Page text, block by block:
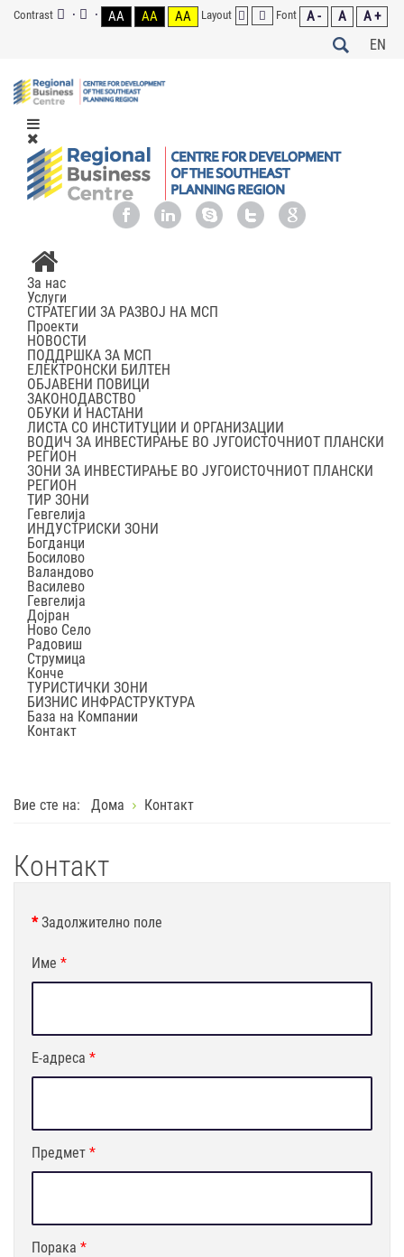
Contrast AA AA AA Layout Font A - A A +
EN
За нас
Услуги
СТРАТЕГИИ ЗА РАЗВОЈ НА МСП
Проекти
НОВОСТИ
ПОДДРШКА ЗА МСП
ЕЛЕКТРОНСКИ БИЛТЕН
ОБЈАВЕНИ ПОВИЦИ
ЗАКОНОДАВСТВО
ОБУКИ И НАСТАНИ
ЛИСТА СО ИНСТИТУЦИИ И ОРГАНИЗАЦИИ
ВОДИЧ ЗА ИНВЕСТИРАЊЕ ВО ЈУГОИСТОЧНИОТ ПЛАНСКИ
РЕГИОН
ЗОНИ ЗА ИНВЕСТИРАЊЕ ВО ЈУГОИСТОЧНИОТ ПЛАНСКИ
РЕГИОН
ТИР ЗОНИ
Гевгелија
ИНДУСТРИСКИ ЗОНИ
Богданци
Босилово
Валандово
Василево
Гевгелија
Дојран
Ново Село
Радовиш
Струмица
Конче
ТУРИСТИЧКИ ЗОНИ
БИЗНИС ИНФРАСТРУКТУРА
База на Компании
Контакт
Вие сте на: Дома Контакт
Контакт
*Задолжително поле
Име *
E-адреса *
Предмет *
Порака *